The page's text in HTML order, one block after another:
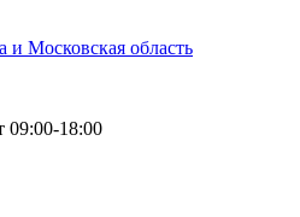
и Московская область
18:00